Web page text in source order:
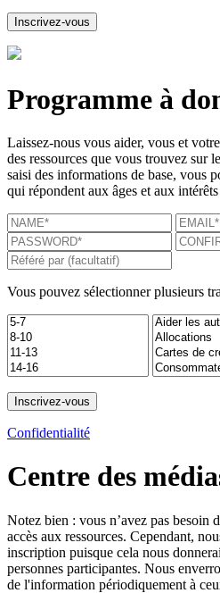
Programme à
Laissez-nous vous aider, vous et
des ressources que vous trouvez sur
saisi des informations de base, vous
qui répondent aux âges et aux
Vous pouvez sélectionner plusieurs
Confidentialité
Centre des
Notez bien : vous n’avez pas besoin
accès aux ressources. Cependant,
inscription puisque cela nous
personnes participantes. Nous
de l'information périodiquement à